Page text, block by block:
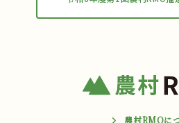
農村RMOに